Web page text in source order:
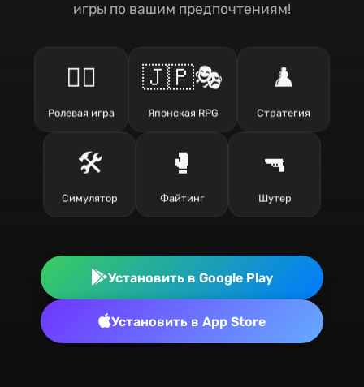
игры по вашим предпочтениям!
🧙‍♂️
Ролевая игра
🇯🇵🎭
Японская RPG
♟️
Стратегия
🛠️
Симулятор
🥊
Файтинг
🔫
Шутер
Установить в Google Play
Установить в App Store